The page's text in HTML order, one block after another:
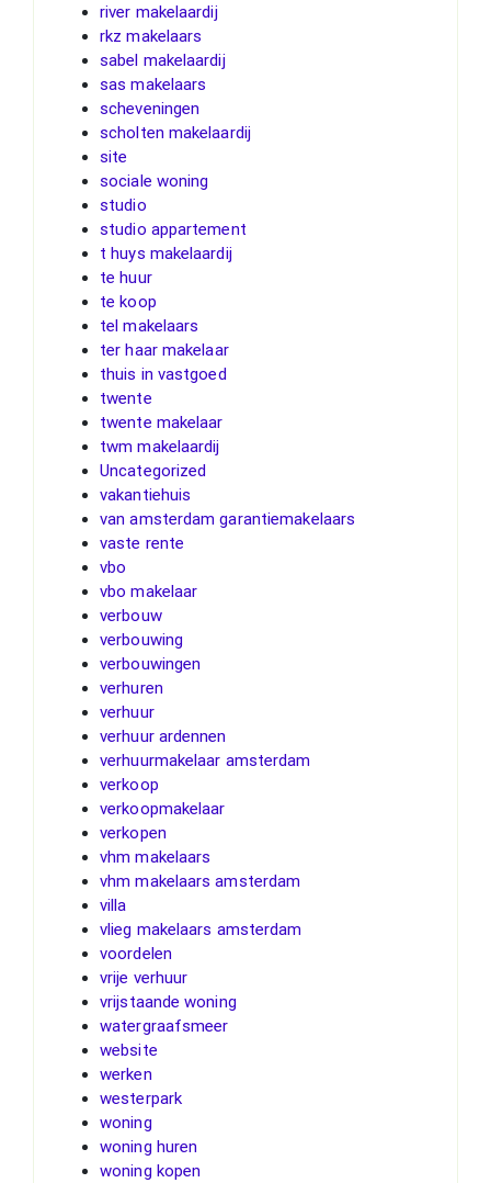
river makelaardij
rkz makelaars
sabel makelaardij
sas makelaars
scheveningen
scholten makelaardij
site
sociale woning
studio
studio appartement
t huys makelaardij
te huur
te koop
tel makelaars
ter haar makelaar
thuis in vastgoed
twente
twente makelaar
twm makelaardij
Uncategorized
vakantiehuis
van amsterdam garantiemakelaars
vaste rente
vbo
vbo makelaar
verbouw
verbouwing
verbouwingen
verhuren
verhuur
verhuur ardennen
verhuurmakelaar amsterdam
verkoop
verkoopmakelaar
verkopen
vhm makelaars
vhm makelaars amsterdam
villa
vlieg makelaars amsterdam
voordelen
vrije verhuur
vrijstaande woning
watergraafsmeer
website
werken
westerpark
woning
woning huren
woning kopen